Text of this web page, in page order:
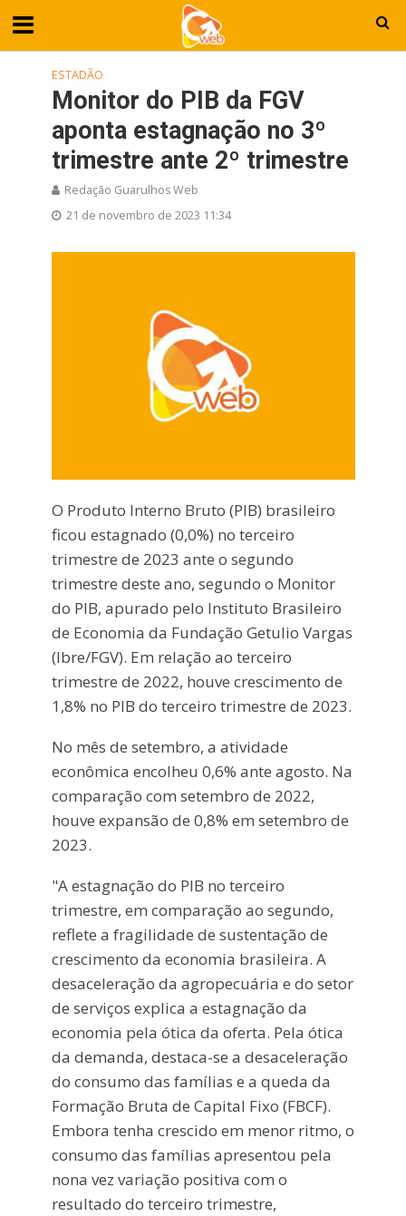
ESTADÃO
Monitor do PIB da FGV
aponta estagnação no 3º
trimestre ante 2º trimestre
Redação Guarulhos Web
21 de novembro de 2023 11:34
O Produto Interno Bruto (PIB) brasileiro
ficou estagnado (0,0%) no terceiro
trimestre de 2023 ante o segundo
trimestre deste ano, segundo o Monitor
do PIB, apurado pelo Instituto Brasileiro
de Economia da Fundação Getulio Vargas
(Ibre/FGV). Em relação ao terceiro
trimestre de 2022, houve crescimento de
1,8% no PIB do terceiro trimestre de 2023.
No mês de setembro, a atividade
econômica encolheu 0,6% ante agosto. Na
comparação com setembro de 2022,
houve expansão de 0,8% em setembro de
2023.
"A estagnação do PIB no terceiro
trimestre, em comparação ao segundo,
reflete a fragilidade de sustentação de
crescimento da economia brasileira. A
desaceleração da agropecuária e do setor
de serviços explica a estagnação da
economia pela ótica da oferta. Pela ótica
da demanda, destaca-se a desaceleração
do consumo das famílias e a queda da
Formação Bruta de Capital Fixo (FBCF).
Embora tenha crescido em menor ritmo, o
consumo das famílias apresentou pela
nona vez variação positiva com o
resultado do terceiro trimestre,